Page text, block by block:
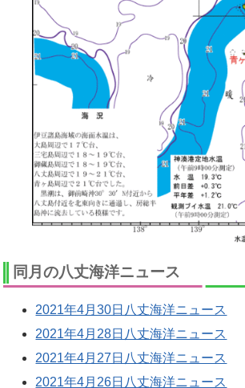
同月の八丈海洋ニュース
2021年4月30日八丈海洋ニュース
2021年4月28日八丈海洋ニュース
2021年4月27日八丈海洋ニュース
2021年4月26日八丈海洋ニュース